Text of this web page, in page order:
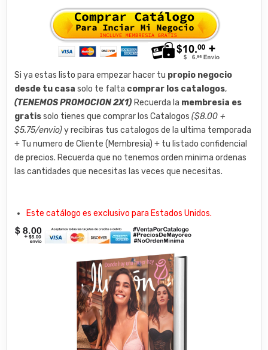
Si ya estas listo para empezar hacer tu propio negocio
desde tu casa solo te falta comprar los catalogos,
(TENEMOS PROMOCION 2X1) Recuerda la membresia es
gratissolo tienes que comprar los Catalogos($8.00 +
$5.75/envio)y recibiras tus catalogos de la ultima temporada
+ Tu numero de Cliente (Membresia) + tu listado confidencial
de precios. Recuerda que no tenemos orden minima ordenas
las cantidades que necesitas las veces que necesitas.
Este catálogo es exclusivo para Estados Unidos.